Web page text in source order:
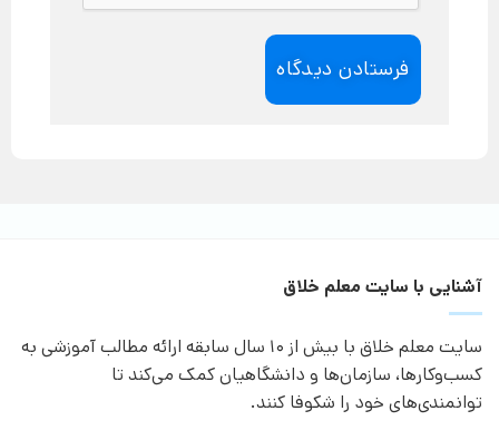
آشنایی با سایت معلم خلاق
سایت معلم خلاق با بیش از 10 سال سابقه ارائه مطالب آموزشی به
کسب‌وکارها، سازمان‌ها و دانشگاهیان کمک می‌کند تا
توانمندی‌های خود را شکوفا کنند.